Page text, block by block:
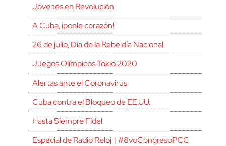
Jóvenes en Revolución
A Cuba, ¡ponle corazón!
26 de julio, Día de la Rebeldía Nacional
Juegos Olímpicos Tokio 2020
Alertas ante el Coronavirus
Cuba contra el Bloqueo de EE.UU.
Hasta Siempre Fidel
Especial de Radio Reloj | #8voCongresoPCC